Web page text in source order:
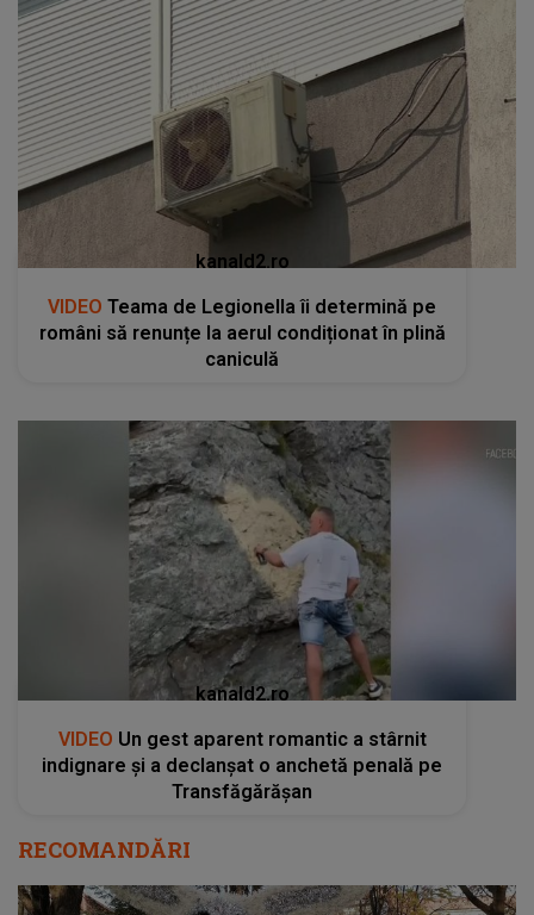
kanald2.ro
VIDEO Teama de Legionella îi determină pe
români să renunțe la aerul condiționat în plină
caniculă
kanald2.ro
VIDEO Un gest aparent romantic a stârnit
indignare și a declanșat o anchetă penală pe
Transfăgărășan
RECOMANDĂRI